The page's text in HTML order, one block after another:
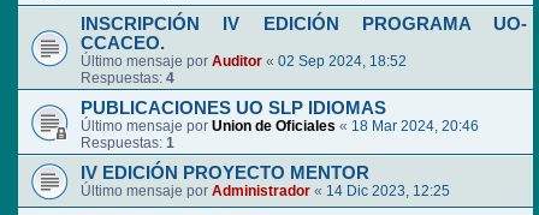
INSCRIPCIÓN IV EDICIÓN PROGRAMA UO-
CCACEO.
Último mensaje por Auditor « 02 Sep 2024, 18:52
Respuestas: 4
PUBLICACIONES UO SLP IDIOMAS
Último mensaje por Union de Oficiales « 18 Mar 2024, 20:46
Respuestas: 1
IV EDICIÓN PROYECTO MENTOR
Último mensaje por Administrador « 14 Dic 2023, 12:25